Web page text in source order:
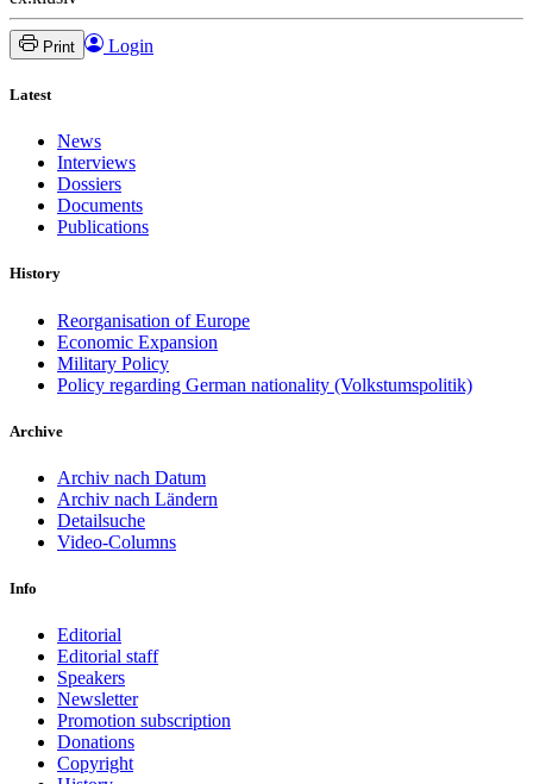
Print Login
Latest
News
Interviews
Dossiers
Documents
Publications
History
Reorganisation of Europe
Economic Expansion
Military Policy
Policy regarding German nationality (Volkstumspolitik)
Archive
Archiv nach Datum
Archiv nach Ländern
Detailsuche
Video-Columns
Info
Editorial
Editorial staff
Speakers
Newsletter
Promotion subscription
Donations
Copyright